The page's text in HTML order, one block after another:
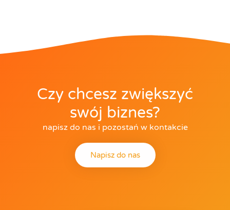
Czy chcesz zwiększyć
swój biznes?
napisz do nas i pozostań w kontakcie
Napisz do nas